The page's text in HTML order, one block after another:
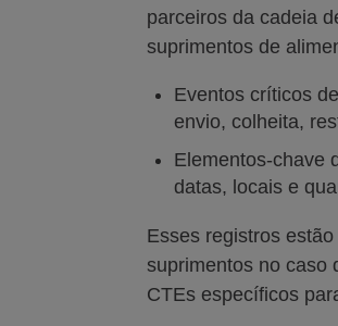
parceiros da cadeia
suprimentos de
Eventos críticos
envio, colheita,
Elementos-chave
datas, locais e
Esses registros
suprimentos no caso
CTEs específicos